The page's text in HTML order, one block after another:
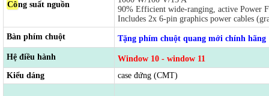
Công suất nguồn
90% Efficient wide-ranging, active Power
Includes 2x 6-pin graphics power cables
Bàn phím chuột
Tặng phím chuột quang mới chính hãng
Hệ điều hành
Window 10 - window 11
Kiểu dáng
case đứng (CMT)